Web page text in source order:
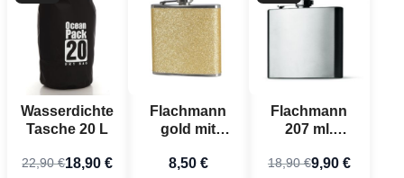
Wasserdichte
Tasche 20 L
22,90 €18,90 €
Flachmann
gold mit
8,50 €
Flachmann
207 ml.
18,90 €9,90 €